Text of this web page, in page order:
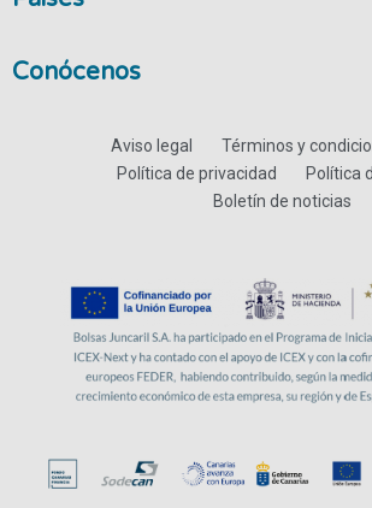
Conócenos
Aviso legal
Términos y
Política de privacidad
Política
Boletín de noticias